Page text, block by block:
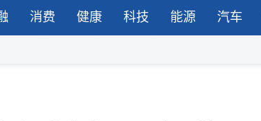
消费 健康 科技 能源 汽车